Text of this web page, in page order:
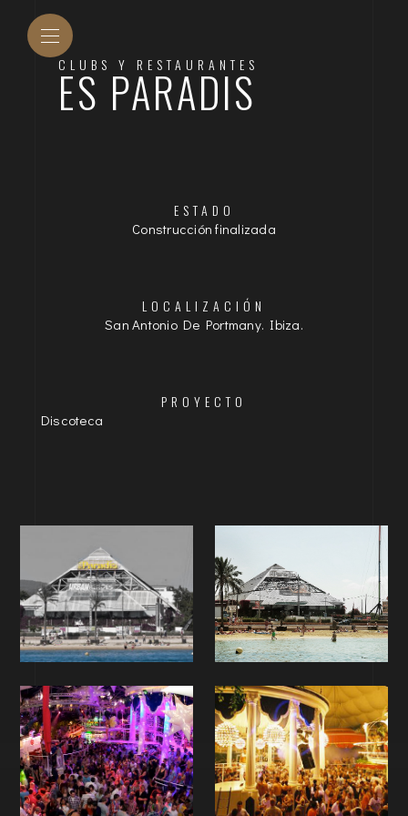
CLUBS Y RESTAURANTES
ES PARADIS
ESTADO
Construcción finalizada
LOCALIZACIÓN
San Antonio De Portmany. Ibiza.
PROYECTO
Discoteca